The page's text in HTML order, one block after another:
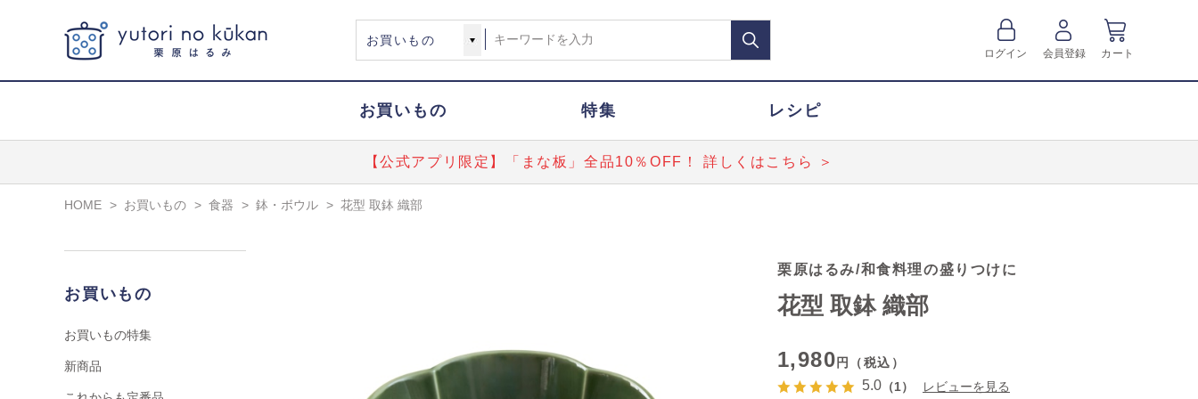
ログイン 会員登録 カート
お買いもの 特集 レシピ
【公式アプリ限定】「まな板」全品10％OFF！ 詳しくはこちら ＞
HOME > お買いもの > 食器 > 鉢・ボウル > 花型 取鉢 織部
お買いもの
お買いもの特集
新商品
栗原はるみ/和食料理の盛りつけに
花型 取鉢 織部
1,980円（税込）
5.0 （1） レビューを見る